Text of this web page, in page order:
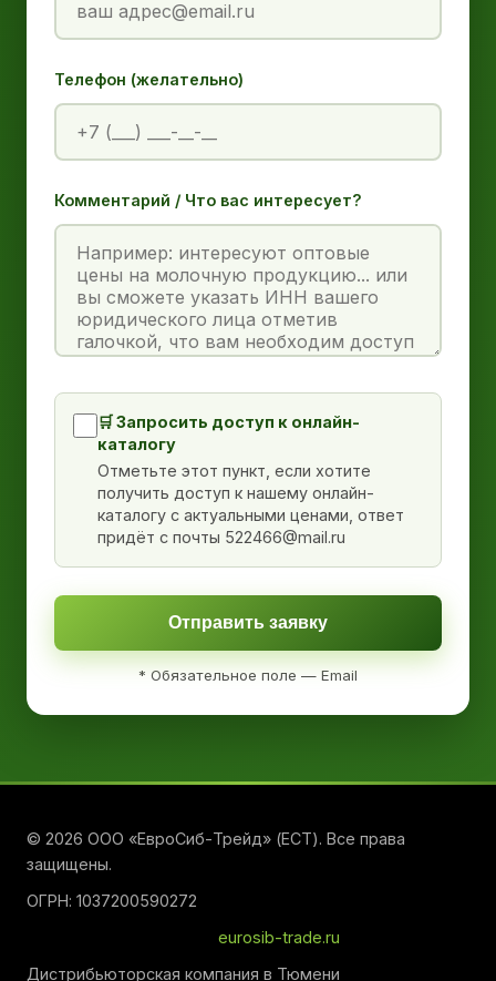
Телефон (желательно)
Комментарий / Что вас интересует?
🛒 Запросить доступ к онлайн-
каталогу
Отметьте этот пункт, если хотите
получить доступ к нашему онлайн-
каталогу с актуальными ценами, ответ
придёт с почты 522466@mail.ru
Отправить заявку
* Обязательное поле — Email
© 2026 ООО «ЕвроСиб-Трейд» (ЕСТ). Все права
защищены.
ОГРН: 1037200590272
eurosib-trade.ru
Дистрибьюторская компания в Тюмени